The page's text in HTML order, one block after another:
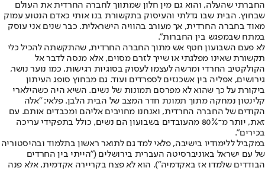
החברתי שהעלה, והוא גם מין חלון שמתווך לחברה החרדית את העולם
שבחוץ. הבית שבו גדלתי והעיסוק בתקשורת בנו אותי כאדם הנטוע עמוק
מאוד בחברה החרדית, אך מעורב בהוויה הישראלית. כבר שנים אני עוסק
במתח שבמפגש בין החברות".
לא פעם השבועון חטף אש מתוך החברה החרדית, שהתקשתה להכיל כלי
תקשורת שאינו מפלגתי או שייך לזרם מסוים, אלא מנסה לדבר אל
הקולקטיב החרדי ומרשה לעצמו לעסוק בסוגיות רגישות, כמו נוער נושר,
גירושים, אפליה בין אשכנזים לספרדים ועוד. גם מבחוץ סופג העיתון
ביקורת על כך שהוא לא מפרסם תמונות של נשים. השיא היה כשהילארי
קלינטון נמחקה מתוך תמונת חדר המצב של הבית הלבן. פלאי: "אלה
הקודים של החברה החרדית, ואנחנו מחויבים אליהם ומכבדים אותם. עם
זאת, יותר מ־80% מהעובדים בשבועון הם נשים, כולל בתפקידי עריכה
בכירים".
במקביל ללימודיו בישיבה, פלאי למד גם לתואר ראשון בתלמוד ובהיסטוריה
של עם ישראל באוניברסיטה העברית בירושלים ("הייתי בין החרדים
הבודדים שלמדו אז באקדמיה"). הוא לא פצח בקריירה אקדמית, אלא פנה